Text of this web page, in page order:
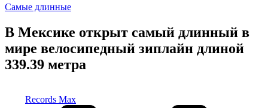
Опубликовано
Самые длинные
В Мексике открыт самый длинный в
мире велосипедный зиплайн длиной
339.39 метра
Records Max